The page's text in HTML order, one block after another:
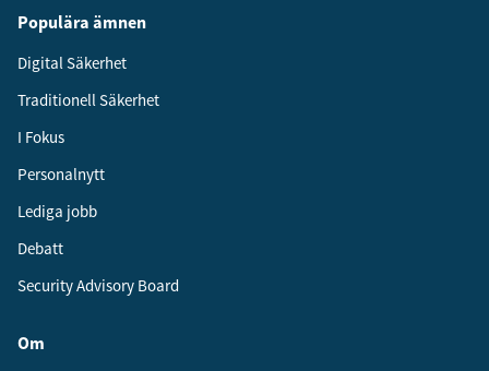
Populära ämnen
Digital Säkerhet
Traditionell Säkerhet
I Fokus
Personalnytt
Lediga jobb
Debatt
Security Advisory Board
Om